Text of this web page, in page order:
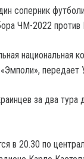
соперник
ЧМ-2022 против
национальная
передает
за два
в 20.30 по